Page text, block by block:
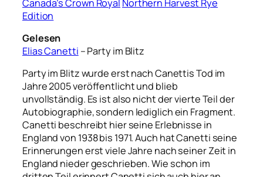
Canada’s Crown Royal Northern Harvest Rye
Edition
Gelesen
Elias Canetti – Party im Blitz
Party im Blitz wurde erst nach Canettis Tod im
Jahre 2005 veröffentlicht und blieb
unvollständig. Es ist also nicht der vierte Teil der
Autobiographie, sondern lediglich ein Fragment.
Canetti beschreibt hier seine Erlebnisse in
England von 1938 bis 1971. Auch hat Canetti seine
Erinnerungen erst viele Jahre nach seiner Zeit in
England nieder geschrieben. Wie schon im